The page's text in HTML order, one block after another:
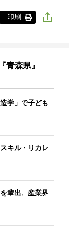
印刷
青森県』
学」で子ども
キル・リカレ
輩出、産業界